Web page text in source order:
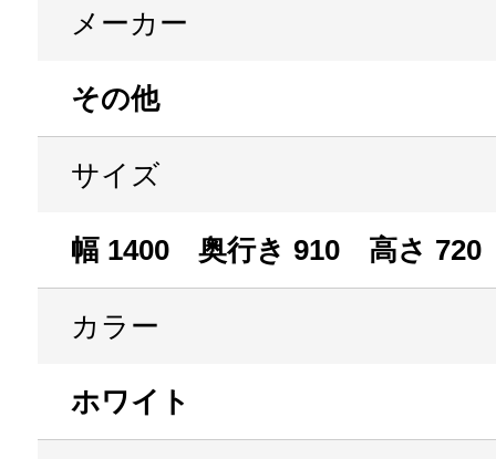
メーカー
その他
サイズ
幅 1400 奥行き 910 高さ 720
カラー
ホワイト